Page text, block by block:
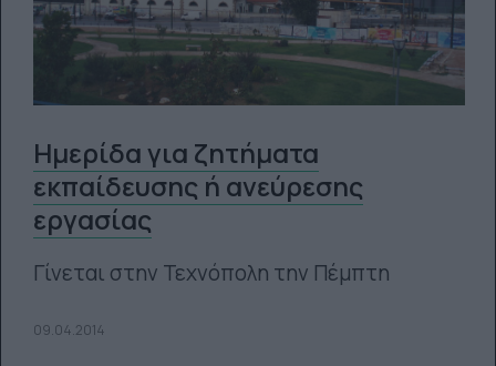
Ημερίδα για ζητήματα
εκπαίδευσης ή ανεύρεσης
εργασίας
Γίνεται στην Τεχνόπολη την Πέμπτη
09.04.2014